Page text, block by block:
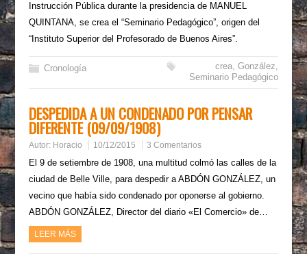
Instrucción Pública durante la presidencia de MANUEL
QUINTANA, se crea el “Seminario Pedagógico”, origen del
“Instituto Superior del Profesorado de Buenos Aires”.
Cronología crea, González,
Seminario Pedagógico
DESPEDIDA A UN CONDENADO POR PENSAR
DIFERENTE (09/09/1908)
Autor: Horacio 10/12/2015 3 Comentarios
El 9 de setiembre de 1908, una multitud colmó las calles de la
ciudad de Belle Ville, para despedir a ABDÓN GONZÁLEZ, un
vecino que había sido condenado por oponerse al gobierno.
ABDÓN GONZÁLEZ, Director del diario «El Comercio» de…
LEER MÁS